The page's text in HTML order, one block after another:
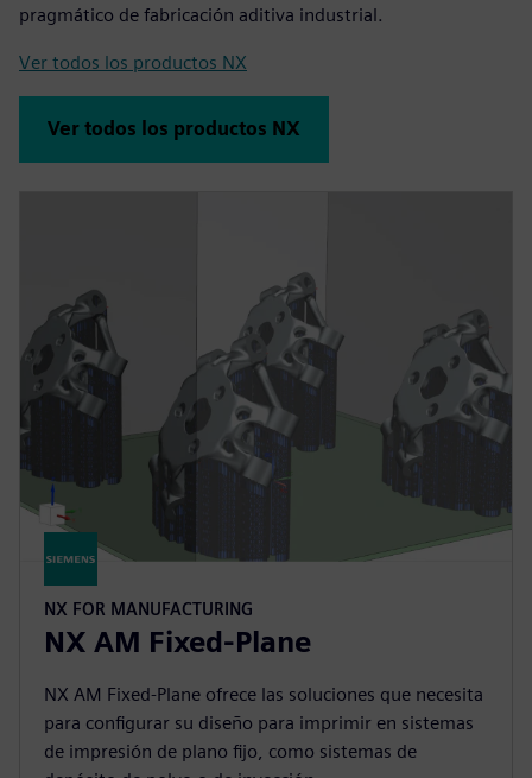
pragmático de fabricación aditiva industrial.
Ver todos los productos NX
Ver todos los productos NX
NX FOR MANUFACTURING
NX AM Fixed-Plane
NX AM Fixed-Plane ofrece las soluciones que necesita
para configurar su diseño para imprimir en sistemas
de impresión de plano fijo, como sistemas de